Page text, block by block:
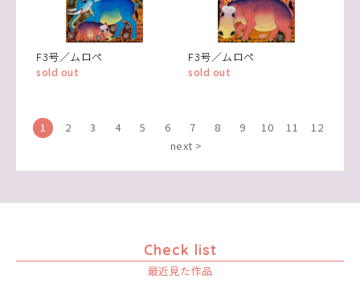
F3号／ムロペ
sold out
F3号／ムロペ
sold out
1 2 3 4 5 6 7 8 9 10 11
12
next >
Check list
最近見た作品